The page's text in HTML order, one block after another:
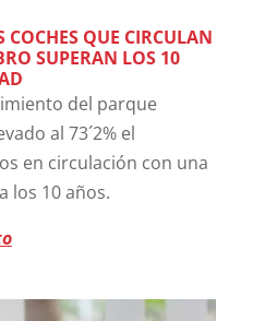
COCHES QUE CIRCULAN
SUPERAN LOS 10
del parque
al 73´2% el
en circulación con una
los 10 años.